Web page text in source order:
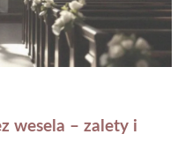
wesela – zalety i